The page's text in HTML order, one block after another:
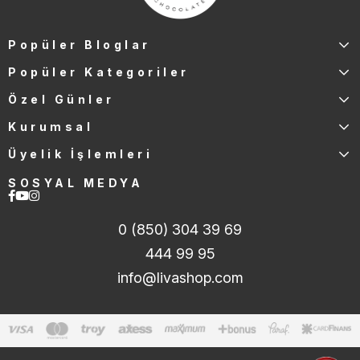
Popüler Bloglar
Popüler Kategoriler
Özel Günler
Kurumsal
Üyelik İşlemleri
SOSYAL MEDYA
0 (850) 304 39 69
444 99 95
info@livashop.com